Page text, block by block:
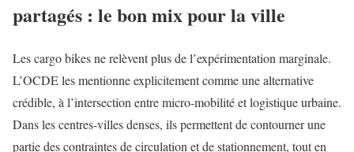
partagés : le bon mix pour la ville
Les cargo bikes ne relèvent plus de l’expérimentation marginale.
L’OCDE les mentionne explicitement comme une alternative
crédible, à l’intersection entre micro-mobilité et logistique urbaine.
Dans les centres-villes denses, ils permettent de contourner une
partie des contraintes de circulation et de stationnement, tout en